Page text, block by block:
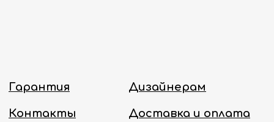
Политика конфиденциальности